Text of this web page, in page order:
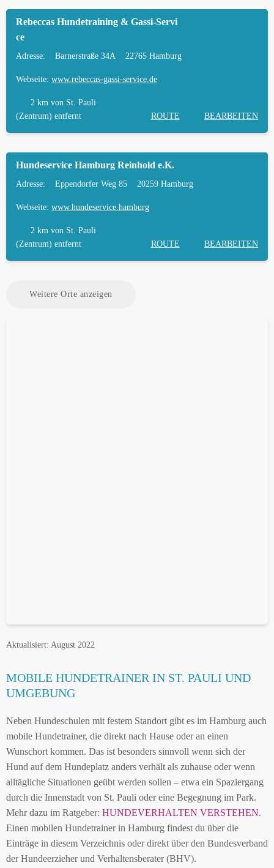
Rebeccas Hundetraining & Gassi-Servi
ce
Adresse: Barnerstraße 34A 22765 Hamburg
Webseite: www.rebeccas-gassi-service.de
2 km von St. Pauli
(Zentrum) entfernt
ROUTE BEARBEITEN
Hundeservice Hamburg Reinhold e.K.
Adresse: Eppendorfer Weg 85 20259 Hamburg
Webseite: www.hundeservice.hamburg
2 km von St. Pauli
(Zentrum) entfernt
ROUTE BEARBEITEN
Weitere Orte anzeigen
Aktualisiert: August 2022
MOBILE HUNDETRAINER IN ST. PAULI UND
UMGEBUNG
Neben Hundeschulen mit festem Standort gibt es im Hamburg auch
mobile Hundetrainer, die direkt nach Hause oder an einen
Wunschort kommen. Das ist besonders sinnvoll wenn sich der
Hund auf dem Hundeplatz anders verhält als zuhause oder wenn
alltägliche Situationen geübt werden sollen – etwa ein Spaziergang
durch die Innenstadt von St. Pauli oder eine Begegnung im Park.
Mehr dazu im Ratgeber: HUNDEVERHALTEN VERSTEHEN.
Einen mobilen Hundetrainer in Hamburg findest du über die
Einträge in diesem Verzeichnis oder direkt über den Bundesverband
der Hundeerzieher und Verhaltensberater (BHV).